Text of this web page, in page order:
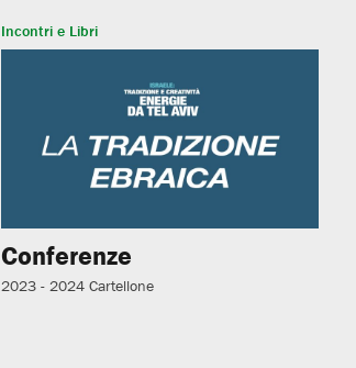
Incontri e Libri
Conferenze
2023 - 2024 Cartellone